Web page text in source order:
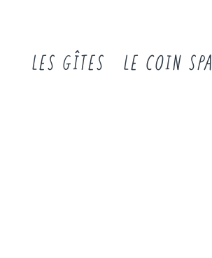
LES GÎTES LE COIN SPA